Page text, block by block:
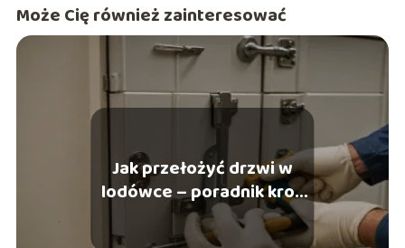
Może Cię również zainteresować
Jak przełożyć drzwi w
lodówce – poradnik krok
po kroku